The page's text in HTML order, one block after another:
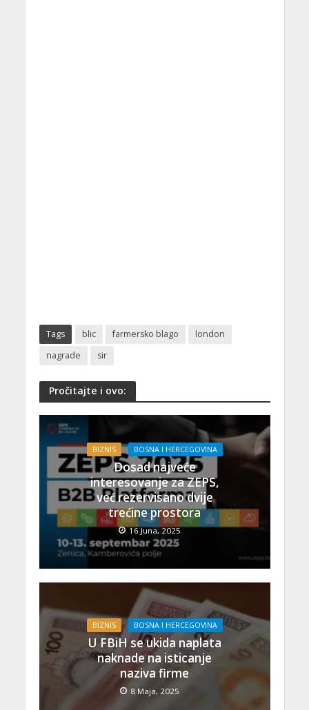
Tags blic farmersko blago
london
nagrade
sir
Pročitajte i ovo:
BIZNIS BOSNA I HERCEGOVINA
Dosad najveće
interesovanje za ZEPS,
već rezervisano dvije
trećine prostora
16 Juna, 2025
BIZNIS BOSNA I HERCEGOVINA
U FBiH se ukida naplata
naknade na isticanje
naziva firme
8 Maja, 2025